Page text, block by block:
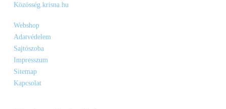
Közösség.krisna.hu
Webshop
Adatvédelem
Sajtószoba
Impresszum
Sitemap
Kapcsolat